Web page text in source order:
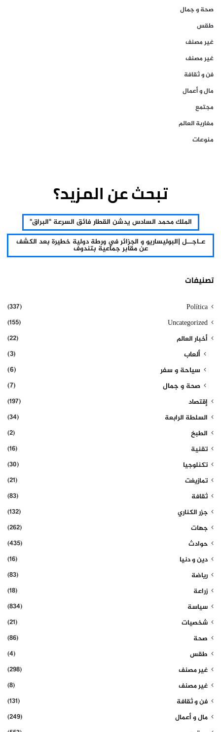
صحة و جمال
طقس
غير مصنف
غير مصنف
فن و ثقافة
مال و أعمال
مجتمع
مغاربة العالم
منوعات
تبحث عن المزيد؟
الملك محمد السادس يدشن القطار فائق السرعة "البراق"
عـاجــل |البوليساريو و الجزائر في ورطة دولية خطيرة بعد الكشف
عن مقابر جماعية بتندوف
تصنيفات
Política
(337)
Uncategorized
(155)
أخبار العالم
(22)
ألعاب
(3)
سياحة و سفر
(6)
صحة و جمال
(7)
إقتصاد
(197)
السلطة الرابعة
(34)
الطبخ
(2)
تقنية
(16)
تكنلوجيا
(30)
تمازيغت
(21)
ثقافة
(83)
جزر الكناري
(132)
جهات
(262)
حوادث
(435)
دين و دنيا
(16)
رياضة
(83)
زراعة
(18)
سياسة
(834)
شخصيات
(21)
صحة
(86)
طقس
(4)
غير مصنف
(298)
غير مصنف
(8)
فن و ثقافة
(131)
مال و أعمال
(249)